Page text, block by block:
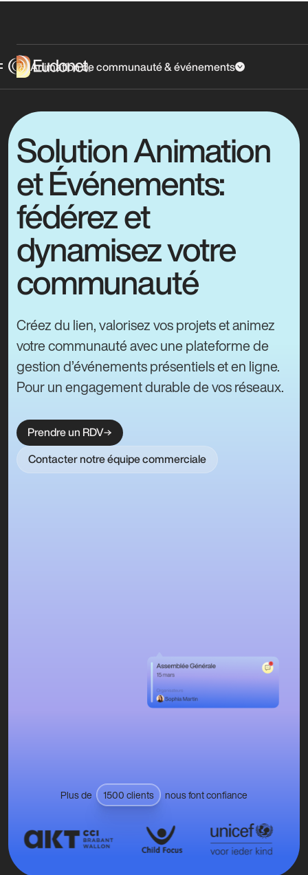
Animation de communauté & événements
Solution Animation
et Événements:
fédérez et
dynamisez votre
communauté
Créez du lien, valorisez vos projets et animez
votre communauté avec une plateforme de
gestion d’événements présentiels et en ligne.
Pour un engagement durable de vos réseaux.
Prendre un RDV
Contacter notre équipe commerciale
Plus de 1500 clients nous font confiance